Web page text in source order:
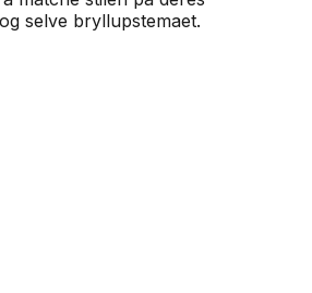
og selve bryllupstemaet.